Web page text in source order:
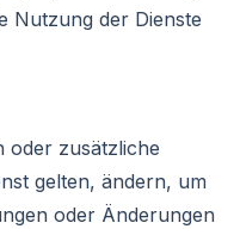
Nutzung der Dienste
oder zusätzliche
gelten, ändern, um
oder Änderungen